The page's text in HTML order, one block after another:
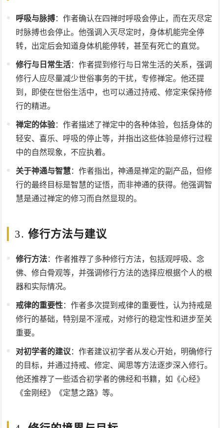
呼吸与脉搏：作者确认在四禅时呼吸会停止，而在灭尽定
时脉搏也会停止。他强调入灭尽定时，身体机能完全停
转，出定后会知道身体机能停转，甚至有死亡的直觉。
修行与日常生活：作者提到修行与日常生活的关系，强调
修行人应尽量减少世俗事务的干扰，专修禅定。他还提
到，即使在世俗生活中，也可以通过持戒、修定来保持修
行的精进。
禅定的体验：作者描述了禅定中的各种体验，包括身体的
轻安、喜乐、呼吸的停止等，并指出这些体验是修行过程
中的自然现象，不应执着。
关于神通与智慧：作者指出，神通是禅定的副产品，但修
行的最终目标是智慧的证悟，而非神通的获得。他强调智
慧是通过禅定的修习而自然显现的。
3. 修行方法与建议
修行方法：作者推荐了多种修行方法，包括观呼吸、念
佛、修白骨观等，并强调修行方法的选择应根据个人的根
器和实际情况。
戒律的重要性：作者多次提到戒律的重要性，认为持戒是
修行的基础，特别是不淫戒，对修行的稳定性和进步至关
重要。
对初学者的建议：作者建议初学者从发心开始，明确修行
的目标，并通过持戒、修定、闻思等方法逐步深入修行。
他还推荐了一些适合初学者的佛经和书籍，如《心经》
《金刚经》《定慧之路》等。